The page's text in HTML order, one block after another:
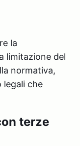
la
limitazione del
normativa,
che
terze